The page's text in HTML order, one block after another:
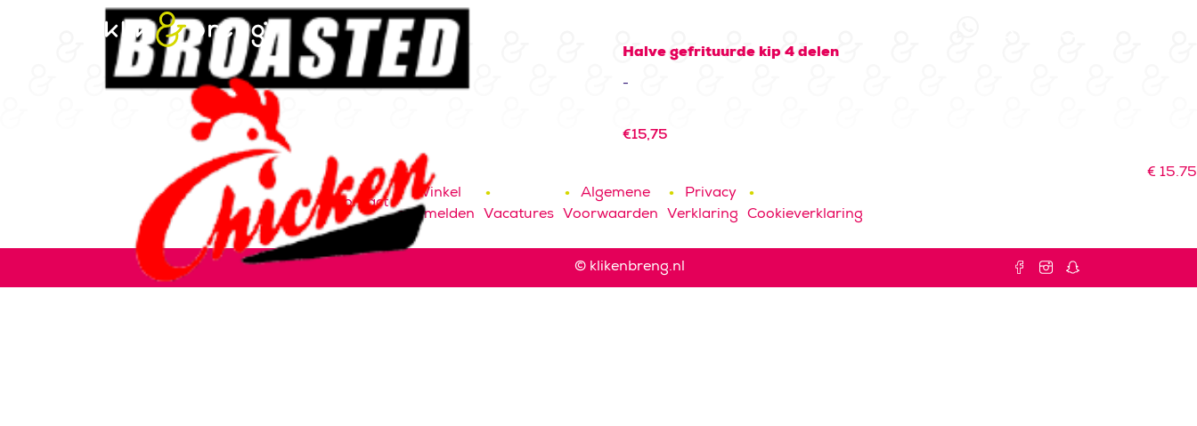
Halve gefrituurde kip 4 delen
-
€15,75
€ 15.75
Contact
Winkel
aanmelden
Vacatures
Algemene
Voorwaarden
Privacy
Verklaring
Cookieverklaring
© klikenbreng.nl